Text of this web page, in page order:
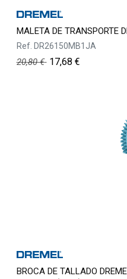
MALETA DE TRANSPORTE
Ref. DR26150MB1JA
20,80€ 17,68 €
BROCA DE TALLADO